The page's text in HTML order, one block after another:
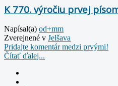
K 770. výročiu prvej
Napísal(a) od+mm
Zverejnené v Jelšava
Pridajte komentár medzi prvými!
Čítať ďalej...